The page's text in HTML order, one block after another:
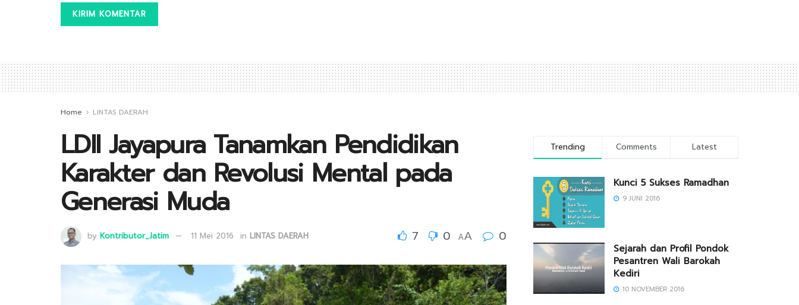
Home LINTAS DAERAH
LDII Jayapura Tanamkan Pendidikan
Karakter dan Revolusi Mental pada
Generasi Muda
by Kontributor_Jatim 11 Mei 2016 in LINTAS DAERAH 7 0 AA 0
Trending Comments Latest
Kunci 5 Sukses Ramadhan
9 JUNI 2016
Sejarah dan Profil Pondok
Pesantren Wali Barokah
Kediri
10 NOVEMBER 2016